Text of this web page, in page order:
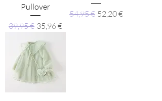
Pullover
Standardpreis
39,95 € Sale-Preis
35,96 €
Standardpreis
54,95 € Sale-Preis
52,20 €